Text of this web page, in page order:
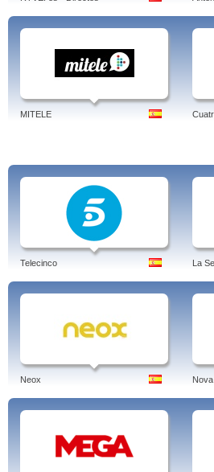
deportes.Todo un acierto! Mitele fútbol. Mitele
MotoGP, Voley Playa: World Tour.
Mediaset en directo. Tv internet, gratis en
futbol, fútbol, cuatro hoy, motogp, europa
MITELE
Telecinco La
Neox Nova